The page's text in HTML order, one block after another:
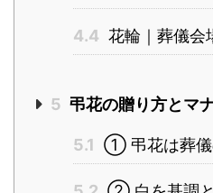
4.4 花輪｜葬儀会
5 弔花の贈り方とマ
5.1 ① 弔花は葬儀